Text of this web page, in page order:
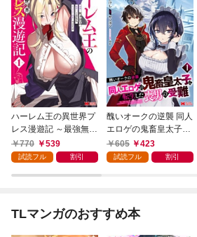
ハーレム王の異世界プ
レス漫遊記 ～最強無双
のおじさんはあらゆる
種族を嫁にする～（コ
770 539
試読フル 割引
醜いオークの逆襲 同人
エロゲの鬼畜皇太子に
転生した喪男の受難
（コミック） 1
605 423
試読フル 割引
TLマンガのおすすめ本